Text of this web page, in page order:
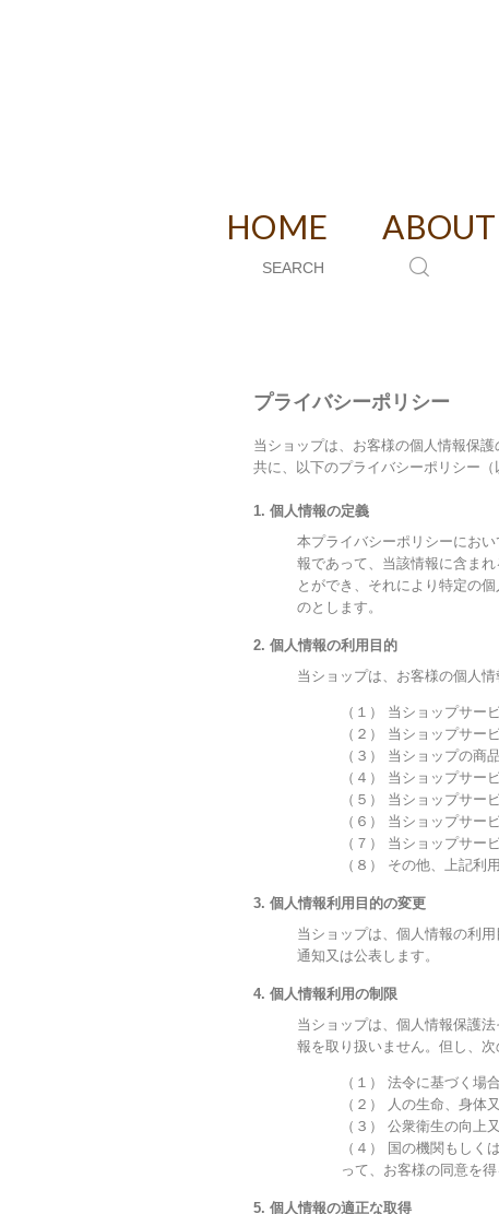
HOME ABOUT
プライバシーポリシー
当ショップは、お客様の個人情報保
共に、以下のプライバシーポリシー
1. 個人情報の定義
本プライバシーポリシーにお
報であって、当該情報に含ま
とができ、それにより特定の
のとします。
2. 個人情報の利用目的
当ショップは、お客様の個人
（１） 当ショップサー
（２） 当ショップサー
（３） 当ショップの商
（４） 当ショップサ
（５） 当ショップサー
（６） 当ショップサー
（７） 当ショップサー
（８） その他、上記利
3. 個人情報利用目的の変更
当ショップは、個人情報の利
通知又は公表します。
4. 個人情報利用の制限
当ショップは、個人情報保護
報を取り扱いません。但し、次
（１） 法令に基づく場合
（２） 人の生命、身体
（３） 公衆衛生の向上
（４） 国の機関もし
って、お客様の同意を
5. 個人情報の適正な取得